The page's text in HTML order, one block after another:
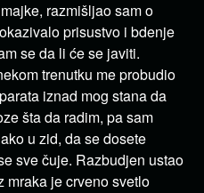
razmišljao sam o
prisustvo i bdenje
se da li će se javiti.
trenutku me probudio
iznad mog stana da
šta da radim, pa sam
u zid, da se dosete
sve čuje. Razbudjen ustao
mraka je crveno svetlo